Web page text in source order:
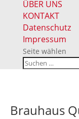
ÜBER UNS
KONTAKT
Datenschutz
Impressum
Seite wählen
Brauhaus